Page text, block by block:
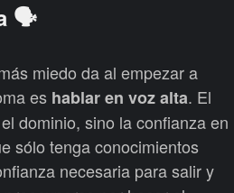
🗣️
miedo da al empezar a
es hablar en voz alta. El
dominio, sino la confianza en
sólo tenga conocimientos
necesaria para salir y